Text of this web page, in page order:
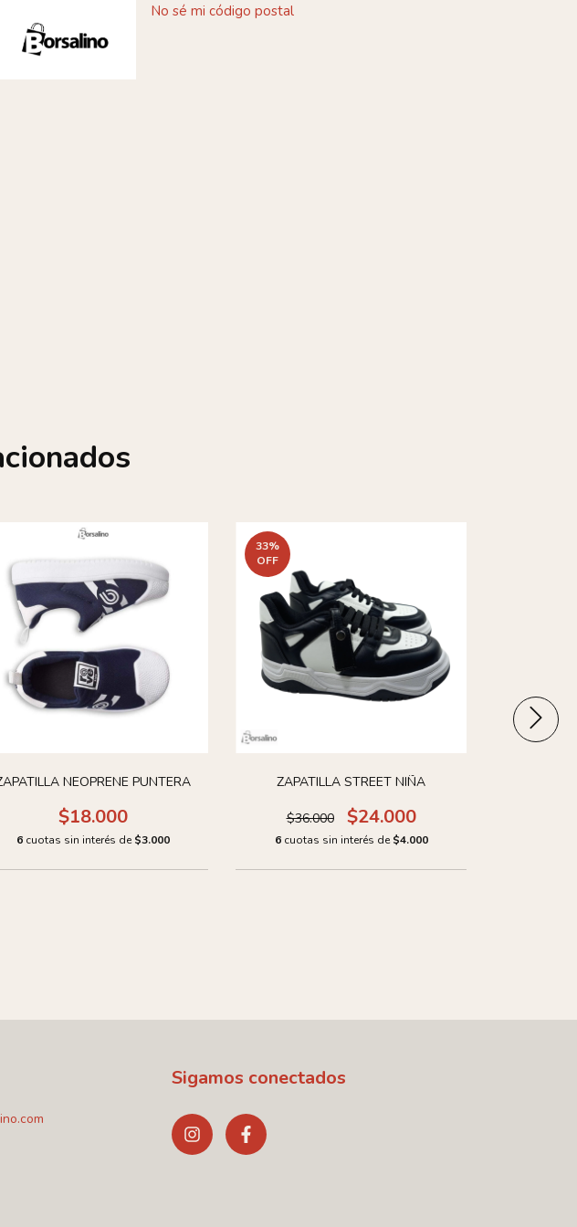
No sé mi código postal
NEOPRENE PUNTERA
$18.000
6 cuotas sin interés de $3.000
33%
OFF
ZAPATILLA STREET NIÑA
$36.000 $24.000
6 cuotas sin interés de $4.000
Sigamos conectados